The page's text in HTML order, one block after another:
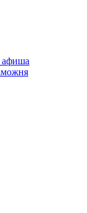
афиша